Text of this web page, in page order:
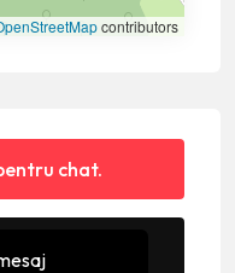
contributors
chat.